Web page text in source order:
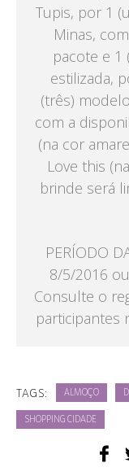
Tupis, por 1
Minas,
pacote e 1
estilizada,
(três)
com a
(na cor
Love this
brinde será
PERÍODO
8/5/2016
Consulte o
participantes
TAGS: ALMOÇO
SHOPPING CIDADE